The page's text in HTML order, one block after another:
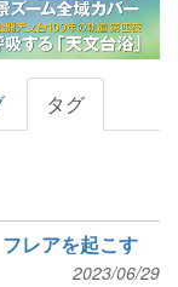
タグ
レアを起こす
2023/06/29